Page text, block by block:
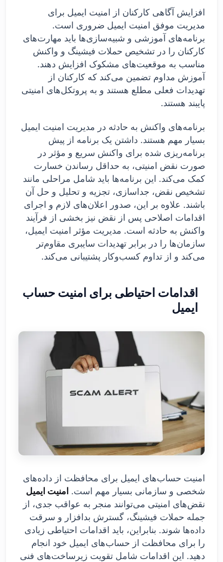
افزایش آگاهی کارکنان از امنیت ایمیل برای
مدیریت موفق امنیت ایمیل ضروری است.
برنامه‌های آموزشی و شبیه‌سازی‌ها باید مهارت‌های
کارکنان را در تشخیص حملات فیشینگ و واکنش
مناسب به موقعیت‌های مشکوک افزایش دهند.
آموزش مداوم تضمین می‌کند که کارکنان از
تهدیدات فعلی مطلع هستند و به پروتکل‌های امنیتی
پایبند هستند.
برنامه‌های واکنش به حادثه در مدیریت امنیت ایمیل
بسیار مهم هستند. داشتن یک برنامه از پیش
برنامه‌ریزی شده برای واکنش سریع و مؤثر در
صورت نقض امنیتی، به حداقل رساندن خسارت
کمک می‌کند. این برنامه‌ها باید شامل مراحلی مانند
تشخیص نقض، جداسازی، تجزیه و تحلیل و حل آن
باشند. علاوه بر این، صدور اعلان‌های لازم و اجرای
اقدامات اصلاحی پس از نقض نیز بخشی از فرآیند
واکنش به حادثه است. مدیریت مؤثر امنیت ایمیل،
سازمان‌ها را در برابر تهدیدات سایبری مقاوم‌تر
می‌کند و از تداوم کسب‌وکار پشتیبانی می‌کند.
اقدامات احتیاطی برای امنیت حساب
ایمیل
امنیت حساب‌های ایمیل برای محافظت از داده‌های
شخصی و سازمانی بسیار مهم است. امنیت ایمیل
نقض‌های امنیتی می‌توانند منجر به عواقب جدی، از
جمله حملات فیشینگ، گسترش بدافزار و سرقت
داده‌ها شوند. بنابراین، باید اقدامات احتیاطی زیادی
را برای محافظت از حساب‌های ایمیل خود انجام
دهید. این اقدامات شامل تقویت زیرساخت‌های فنی